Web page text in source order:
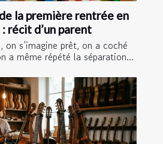
la première rentrée en
récit d’un parent
on s’imagine prêt, on a coché
a même répété la séparation...